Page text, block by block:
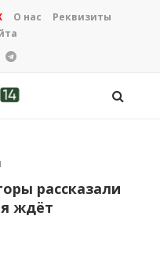
О нас
Реквизиты
рассказали
ждёт